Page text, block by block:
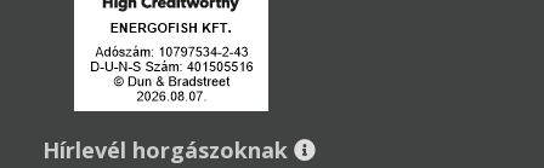
Hírlevél horgászoknak